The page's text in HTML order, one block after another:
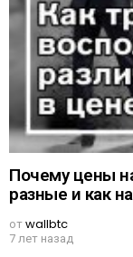
Почему цены
разные и как
отwallbtc
7 лет назад